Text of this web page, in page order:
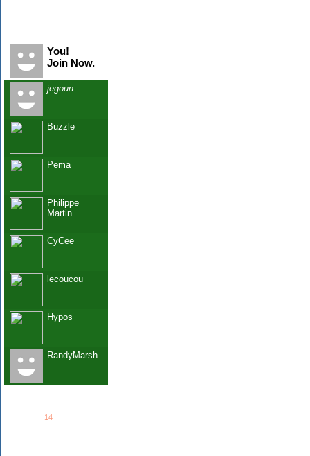
You!
Join Now.
jegoun
Buzzle
Pema
Philippe
Martin
CyCee
lecoucou
Hypos
RandyMarsh
14members...